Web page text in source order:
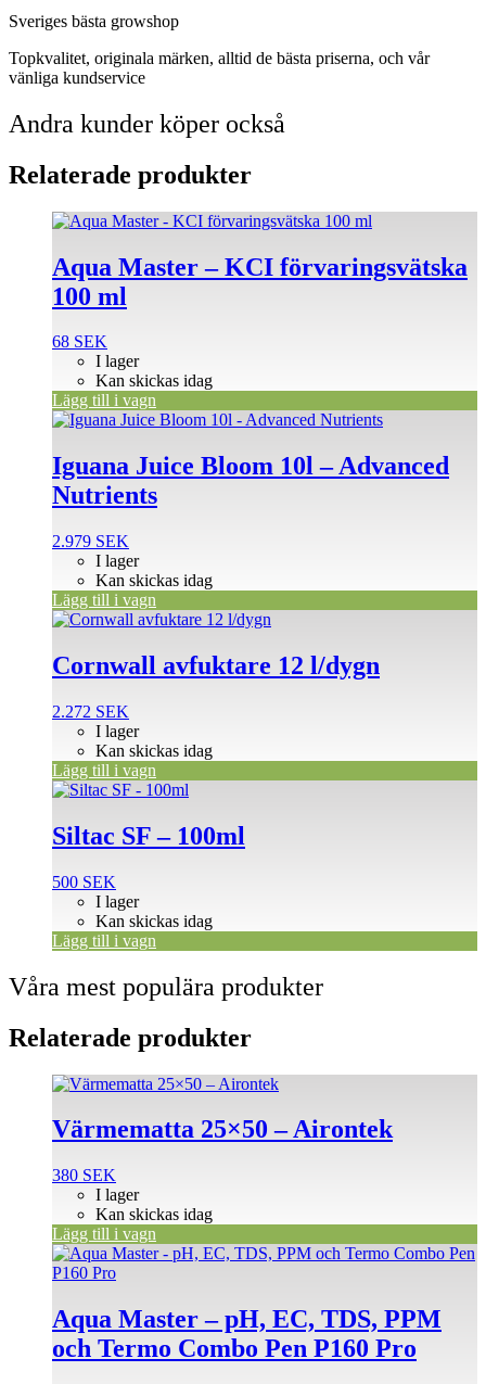
Sveriges bästa growshop
Topkvalitet, originala märken, alltid de bästa priserna, och vår
vänliga kundservice
Andra kunder köper också
Relaterade produkter
Aqua Master – KCI förvaringsvätska
100 ml
68 SEK
I lager
Kan skickas idag
Lägg till i vagn
Iguana Juice Bloom 10l – Advanced
Nutrients
2.979 SEK
I lager
Kan skickas idag
Lägg till i vagn
Cornwall avfuktare 12 l/dygn
2.272 SEK
I lager
Kan skickas idag
Lägg till i vagn
Siltac SF – 100ml
500 SEK
I lager
Kan skickas idag
Lägg till i vagn
Våra mest populära produkter
Relaterade produkter
Värmematta 25×50 – Airontek
380 SEK
I lager
Kan skickas idag
Lägg till i vagn
Aqua Master – pH, EC, TDS, PPM
och Termo Combo Pen P160 Pro